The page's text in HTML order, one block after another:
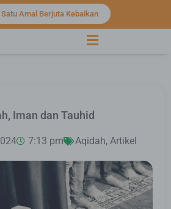
Satu Amal Berjuta Kebaikan
Iman dan Tauhid
7:13 pm Aqidah, Artikel